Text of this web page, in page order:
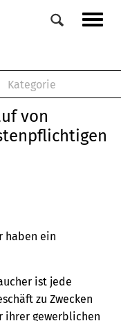
Kategorie
Musterbrief (RTF)
E-Broschüre
von
haben ein
ist jede
zu Zwecken
ihrer gewerblichen